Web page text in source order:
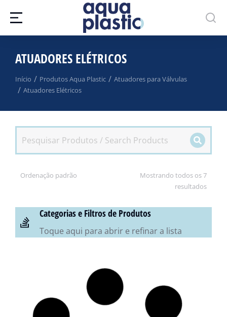
ATUADORES ELÉTRICOS
Você está aqui:
Início Produtos Aqua Plastic
Atuadores para Válvulas
Atuadores Elétricos
Mostrando todos os 7
resultados
Categorias e Filtros de Produtos
Toque aqui para abrir e refinar a lista